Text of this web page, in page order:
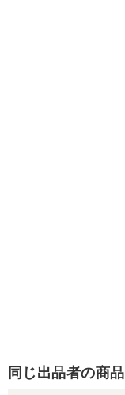
同じ出品者の商品